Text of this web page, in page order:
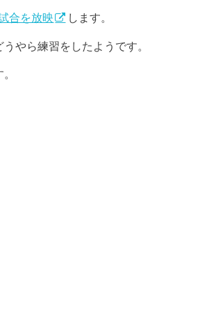
合を放映 します。
やら練習をしたようです。